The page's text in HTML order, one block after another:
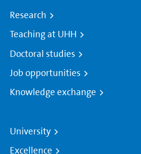
Research
Teaching at UHH
Doctoral studies
Job opportunities
Knowledge exchange
University
Excellence